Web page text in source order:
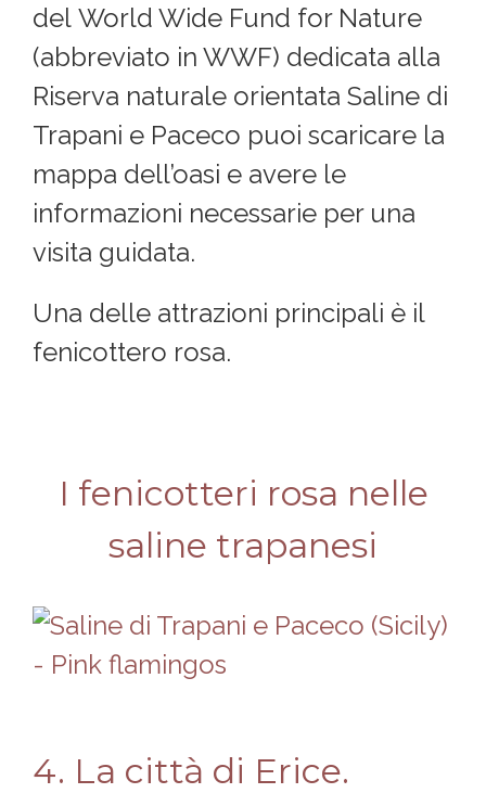
del World Wide Fund for Nature
(abbreviato in WWF) dedicata alla
Riserva naturale orientata Saline di
Trapani e Paceco puoi scaricare la
mappa dell’oasi e avere le
informazioni necessarie per una
visita guidata.
Una delle attrazioni principali è il
fenicottero rosa.
I fenicotteri rosa nelle
saline trapanesi
4. La città di Erice.